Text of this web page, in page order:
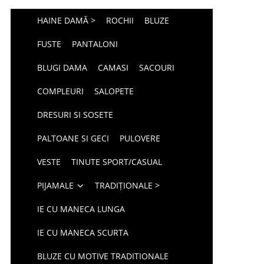
HAINE DAMĂ > ROCHII BLUZE
FUSTE PANTALONI
BLUGI DAMA CAMASI SACOURI
COMPLEURI SALOPETE
DRESURI SI SOSETE
PALTOANE SI GECI PULOVERE
VESTE TINUTE SPORT/CASUAL
PIJAMALE TRADIȚIONALE >
IE CU MANECA LUNGA
IE CU MANECA SCURTA
BLUZE CU MOTIVE TRADITIONALE